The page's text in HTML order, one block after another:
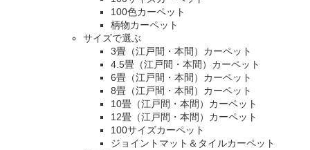
100色カーペット
柄物カーペット
サイズで選ぶ
3畳（江戸間・本間）カーペット
4.5畳（江戸間・本間）カーペット
6畳（江戸間・本間）カーペット
8畳（江戸間・本間）カーペット
10畳（江戸間・本間）カーペット
12畳（江戸間・本間）カーペット
100サイズカーペット
ジョイントマット＆タイルカーペット